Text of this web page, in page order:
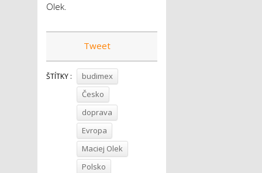
Olek.
Tweet
ŠTÍTKY :
budimex
Česko
doprava
Evropa
Maciej Olek
Polsko